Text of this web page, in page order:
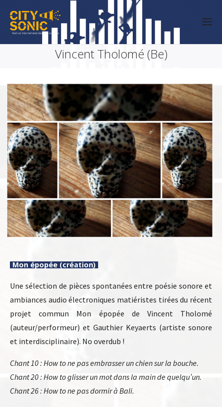
Vincent Tholomé (Be)
Mon épopée (création)
Une sélection de pièces spontanées entre poésie sonore et
ambiances audio électroniques matiéristes tirées du récent
projet commun Mon épopée de Vincent Tholomé
(auteur/performeur) et Gauthier Keyaerts (artiste sonore
et interdisciplinaire). No overdub !
Chant 10 : How to ne pas embrasser un chien sur la bouche.
Chant 20 : How to glisser un mot dans la main de quelqu’un.
Chant 26 : How to ne pas dormir à Bali.